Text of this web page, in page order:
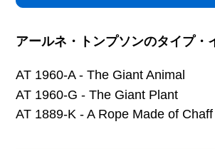
アールネ・トンプソンのタイプ・
AT 1960-A - The Giant Animal
AT 1960-G - The Giant Plant
AT 1889-K - A Rope Made of Chaff